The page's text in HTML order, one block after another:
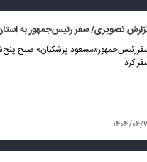
تصویری/ سفر رئیس‌جمهور به
کرد.
۰۶/۲۰